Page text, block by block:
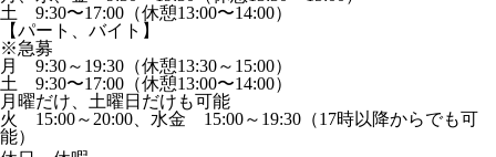
土 9:30〜17:00（休憩13:00〜14:00）
【パート、バイト】
※急募
月 9:30～19:30（休憩13:30～15:00）
土 9:30〜17:00（休憩13:00〜14:00）
月曜だけ、土曜日だけも可能
火 15:00～20:00、水金 15:00～19:30（17時以降からでも可
能）